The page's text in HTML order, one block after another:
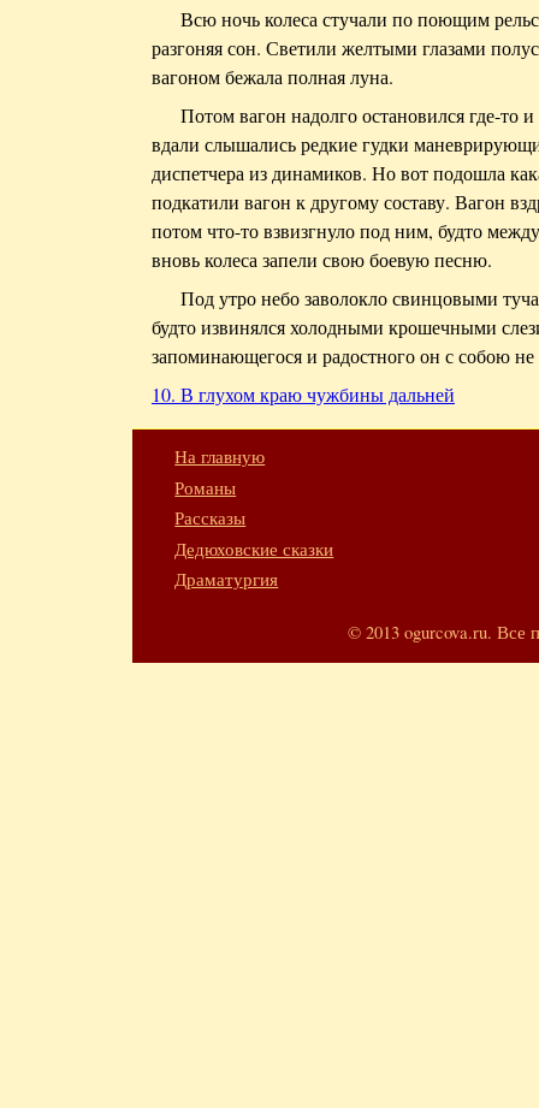
Всю ночь колеса стучали по поющим
разгоняя сон. Светили желтыми глазами
вагоном бежала полная луна.
Потом вагон надолго остановился где-то
вдали слышались редкие гудки
диспетчера из динамиков. Но вот подошла
подкатили вагон к другому составу. Вагон
потом что-то взвизгнуло под ним, будто
вновь колеса запели свою боевую песню.
Под утро небо заволокло свинцовыми
будто извинялся холодными крошечными
запоминающегося и радостного он с собою не
10. В глухом краю чужбины дальней
На главную
Романы
Рассказы
Дедюховские сказки
Драматургия
© 2013 ogurcova.ru.